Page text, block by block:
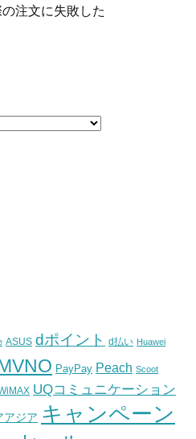
注文に失敗した
ASUS dポイント d払い Huawei
PayPay Peach Scoot
UQコミュニケーション
アジア キャンペーン